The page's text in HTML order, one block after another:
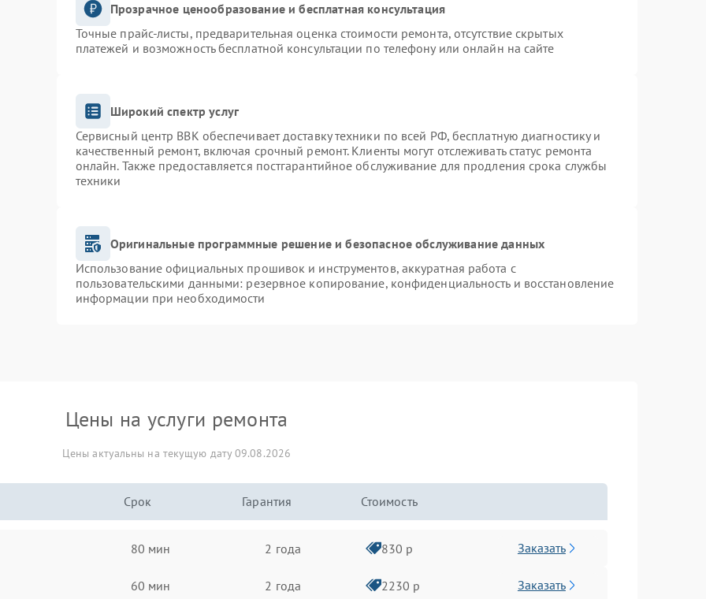
Прозрачное ценообразование и бесплатная консультация
Точные прайс-листы, предварительная оценка стоимости ремонта, отсутствие скрытых
платежей и возможность бесплатной консультации по телефону или онлайн на сайте
Широкий спектр услуг
Сервисный центр BBK обеспечивает доставку техники по всей РФ, бесплатную диагностику и
качественный ремонт, включая срочный ремонт. Клиенты могут отслеживать статус ремонта
онлайн. Также предоставляется постгарантийное обслуживание для продления срока службы
техники
Оригинальные программные решение и безопасное обслуживание данных
Использование официальных прошивок и инструментов, аккуратная работа с
пользовательскими данными: резервное копирование, конфиденциальность и восстановление
информации при необходимости
Цены на услуги ремонта
Цены актуальны на текущую дату 09.08.2026
Срок Гарантия Стоимость
80 мин 2 года 830 р Заказать
60 мин 2 года 2230 р Заказать